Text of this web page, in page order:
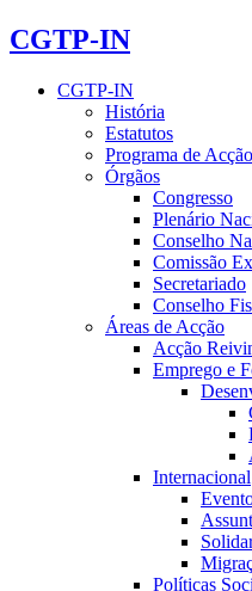
CGTP-IN
CGTP-IN
História
Estatutos
Programa de Acção
Órgãos
Congresso
Plenário
Conselho
Comissão
Secretariado
Conselho
Áreas de Acção
Acção
Emprego e
Internacional
Políticas